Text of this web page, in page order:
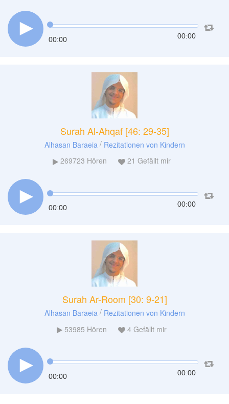
00:00 00:00
Surah Al-Ahqaf [46: 29-35]
Alhasan Baraeia / Rezitationen von Kindern
269723 Hören 21 Gefällt mir
00:00 00:00
Surah Ar-Room [30: 9-21]
Alhasan Baraeia / Rezitationen von Kindern
53985 Hören 4Gefällt mir
00:00 00:00